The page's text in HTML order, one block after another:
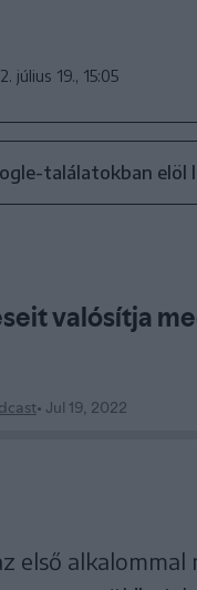
július 19., 15:05
találatokban elöl
első